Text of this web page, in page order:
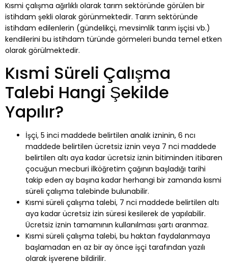
Kısmi çalışma ağırlıklı olarak tarım sektöründe görülen bir
istihdam şekli olarak görünmektedir. Tarım sektöründe
istihdam edilenlerin (gündelikçi, mevsimlik tarım işçisi vb.)
kendilerini bu istihdam türünde görmeleri bunda temel etken
olarak görülmektedir.
Kısmi Süreli Çalışma
Talebi Hangi Şekilde
Yapılır?
İşçi, 5 inci maddede belirtilen analık izninin, 6 ncı
maddede belirtilen ücretsiz iznin veya 7 nci maddede
belirtilen altı aya kadar ücretsiz iznin bitiminden itibaren
çocuğun mecburi ilköğretim çağının başladığı tarihi
takip eden ay başına kadar herhangi bir zamanda kısmi
süreli çalışma talebinde bulunabilir.
Kısmi süreli çalışma talebi, 7 nci maddede belirtilen altı
aya kadar ücretsiz izin süresi kesilerek de yapılabilir.
Ücretsiz iznin tamamının kullanılması şartı aranmaz.
Kısmi süreli çalışma talebi, bu haktan faydalanmaya
başlamadan en az bir ay önce işçi tarafından yazılı
olarak işverene bildirilir.